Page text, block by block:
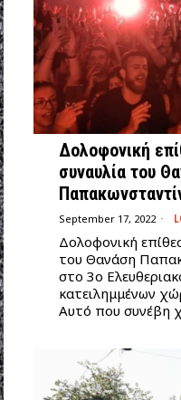
Δολοφονική
συναυλία του
September 17, 2022
Δολοφονική
του Θανάση
στο 3ο
κατειλημμένων
Αυτό που συνέβη